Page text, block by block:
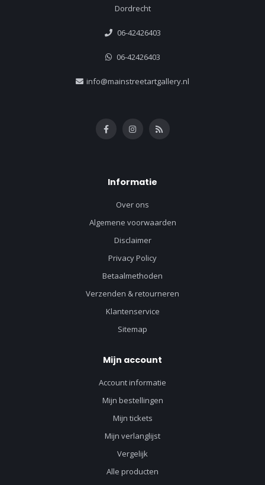
Dordrecht
06-42426403
06-42426403
info@mainstreetartgallery.nl
Informatie
Over ons
Algemene voorwaarden
Disclaimer
Privacy Policy
Betaalmethoden
Verzenden & retourneren
Klantenservice
Sitemap
Mijn account
Account informatie
Mijn bestellingen
Mijn tickets
Mijn verlanglijst
Vergelijk
Alle producten